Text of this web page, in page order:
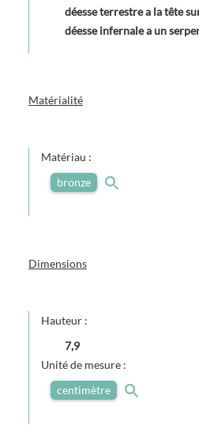
déesse terrestre a la tête
déesse infernale a un
Matérialité
Matériau :
bronze
Dimensions
Hauteur :
7,9
Unité de mesure :
centimètre